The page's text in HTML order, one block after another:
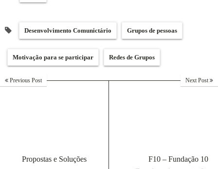
Desenvolvimento Comunictário Grupos de pessoas
Motivação para se participar Redes de Grupos
Previous Post
Propostas e Soluções
Next Post
F10 – Fundação 10